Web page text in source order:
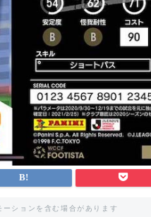
ーションを含む場合があります